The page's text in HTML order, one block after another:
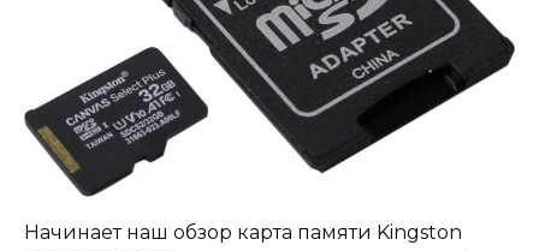
Начинает наш обзор карта памяти Kingston